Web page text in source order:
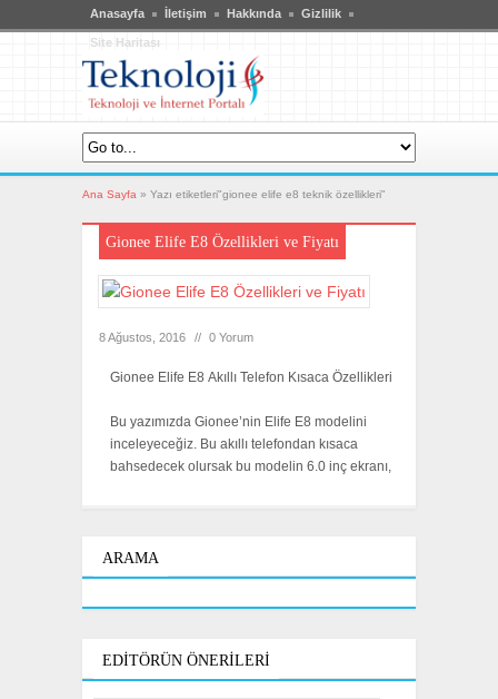
Anasayfa İletişim Hakkında Gizlilik
Site Haritası
Ana Sayfa » Yazı etiketleri"gionee elife e8 teknik özellikleri"
Gionee Elife E8 Özellikleri ve Fiyatı
8 Ağustos, 2016 // 0 Yorum
Gionee Elife E8 Akıllı Telefon Kısaca Özellikleri
Bu yazımızda Gionee’nin Elife E8 modelini
inceleyeceğiz. Bu akıllı telefondan kısaca
bahsedecek olursak bu modelin 6.0 inç ekranı,
ARAMA
EDITÖRÜN ÖNERILERI